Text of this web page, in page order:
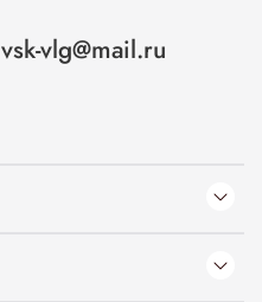
vsk-vlg@mail.ru